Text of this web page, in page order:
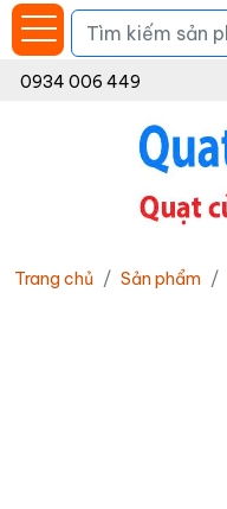
0934 006 449
Trang chủ Sản phẩm